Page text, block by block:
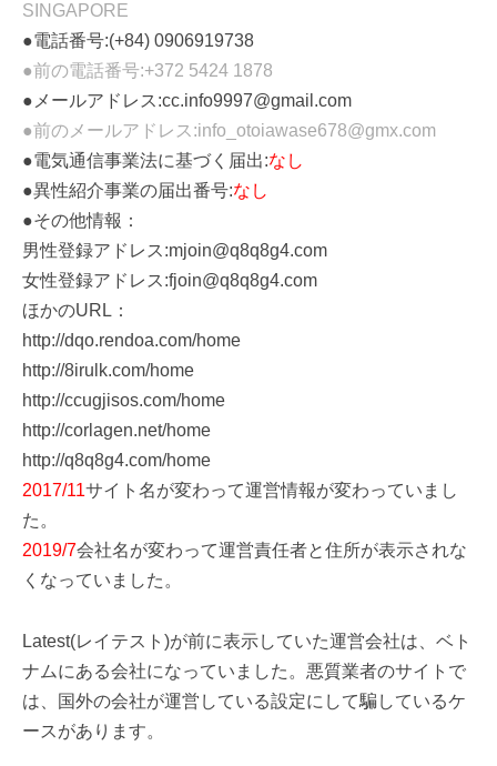
SINGAPORE
●電話番号:(+84) 0906919738
●前の電話番号:+372 5424 1878
●メールアドレス:cc.info9997@gmail.com
●前のメールアドレス:info_otoiawase678@gmx.com
●電気通信事業法に基づく届出:なし
●異性紹介事業の届出番号:なし
●その他情報：
男性登録アドレス:mjoin@q8q8g4.com
女性登録アドレス:fjoin@q8q8g4.com
ほかのURL：
http://dqo.rendoa.com/home
http://8irulk.com/home
http://ccugjisos.com/home
http://corlagen.net/home
http://q8q8g4.com/home
2017/11サイト名が変わって運営情報が変わっていまし
た。
2019/7会社名が変わって運営責任者と住所が表示されな
くなっていました。
Latest(レイテスト)が前に表示していた運営会社は、ベト
ナムにある会社になっていました。悪質業者のサイトで
は、国外の会社が運営している設定にして騙しているケ
ースがあります。